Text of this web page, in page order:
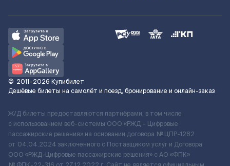
© 2011–2026 Купибилет
Дешёвые билеты на самолёт и поезд, бронирование и онлайн-заказ
Ж/Д билеты предоставляются партнёрами, в том числе
с использованием веб-системы ООО «РЖД – Цифровые
пассажирские решения» на основании договора № ЦПР-1282
от 04.04.2024 заключенного с Поставщиком услуг и Договора
ООО «РЖД-Цифровые пассажирские решения» c АО «ФПК»